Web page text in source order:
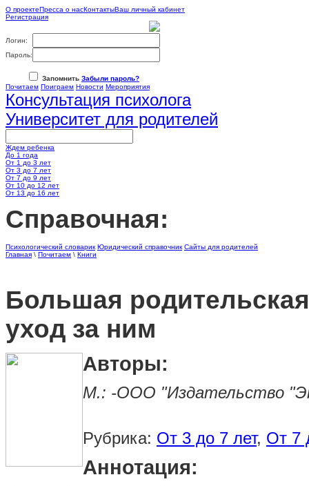
О проектеПресса о насКонтактыВаш личный кабинет
Регистрация
Логин:
Пароль:
Запомнить Забыли пароль?
Почитаем Поиграем Новости Мероприятия
Консультация психолога
Университет для родителей
Ждем ребенка
До 1 года
От 1 до 3 лет
От 3 до 7 лет
От 7 до 9 лет
От 10 до 12 лет
От 13 до 16 лет
Cправочная:
Психологический словарик Юридический справочник Сайты для родителей
Главная \ Почитаем \ Книги
Большая
уход за ним
Авторы:
М.: -ООО "Издательство
Рубрика: От 3 до 7 лет, От 7
Аннотация: